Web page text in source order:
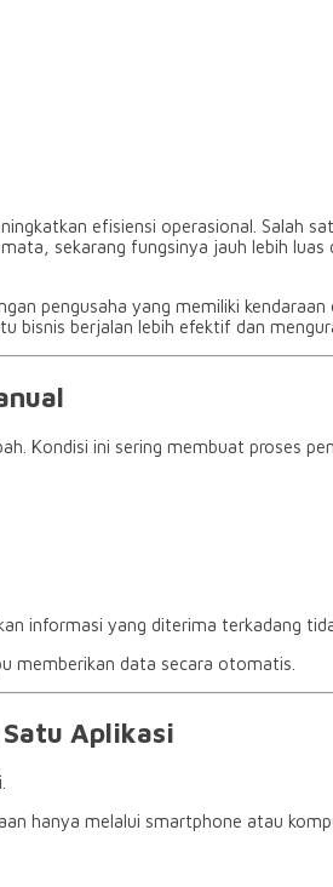
efisiensi operasional. Salah
sekarang fungsinya jauh lebih
pengusaha yang memiliki
berjalan lebih efektif dan
Kondisi ini sering membuat proses
informasi yang diterima terkadang
memberikan data secara otomatis.
Aplikasi
hanya melalui smartphone atau